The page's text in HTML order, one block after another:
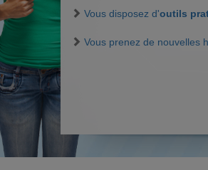
Vous disposez d'outils
Vous prenez de nouvelles